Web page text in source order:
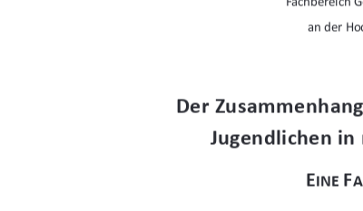
an der
Der
Jugendlichen
EINE F